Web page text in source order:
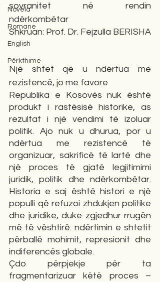
Novela
Romane
English
Përkthime
sovranitet në rendin
ndërkombëtar
Shkruan: Prof. Dr. Fejzulla BERISHA
Një shtet që u ndërtua me
rezistencë, jo me favore
Republika e Kosovës nuk është
produkt i rastësisë historike, as
rezultat i një vendimi të izoluar
politik. Ajo nuk u dhurua, por u
ndërtua me rezistencë të
organizuar, sakrificë të lartë dhe
një proces të gjatë legjitimimi
juridik, politik dhe ndërkombëtar.
Historia e saj është histori e një
populli që refuzoi zhdukjen politike
dhe juridike, duke zgjedhur rrugën
më të vështirë: ndërtimin e shtetit
përballë mohimit, represionit dhe
indiferencës globale.
Çdo përpjekje për ta
fragmentarizuar këtë proces –